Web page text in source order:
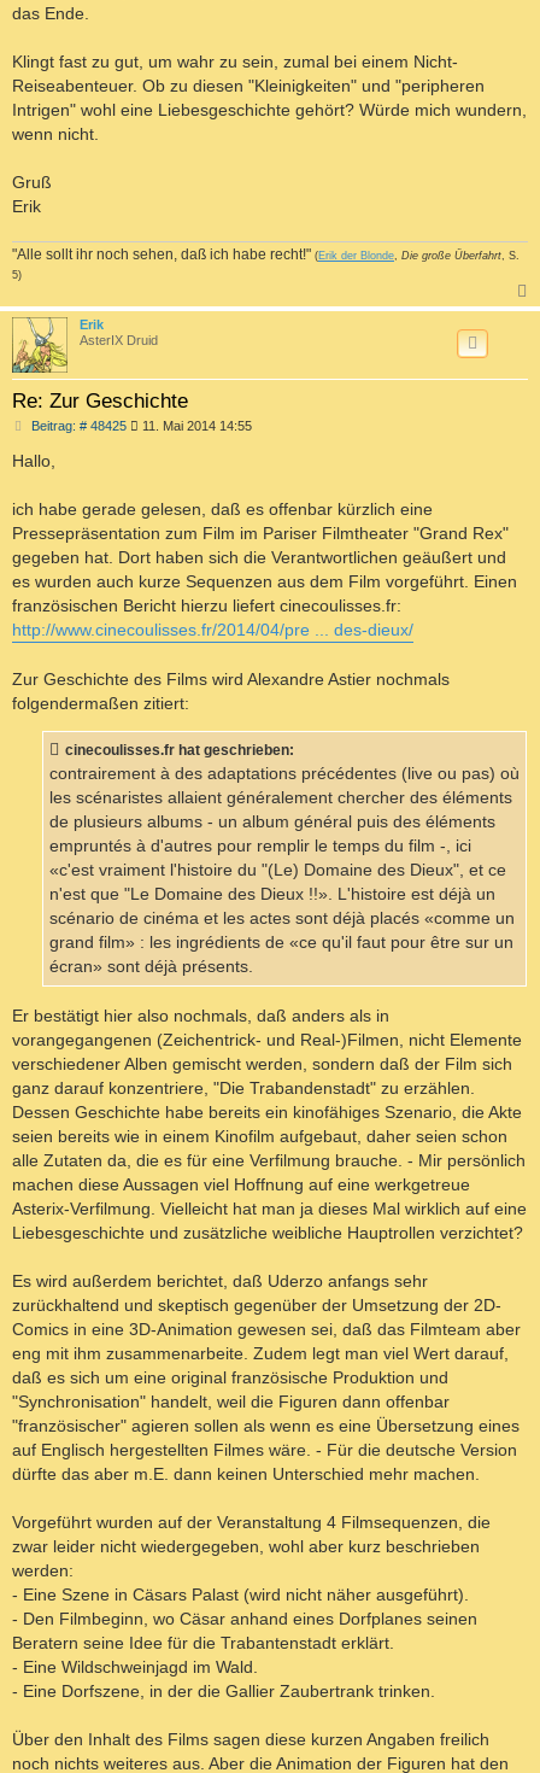
das Ende.
Klingt fast zu gut, um wahr zu sein, zumal bei einem Nicht-
Reiseabenteuer. Ob zu diesen "Kleinigkeiten" und "peripheren
Intrigen" wohl eine Liebesgeschichte gehört? Würde mich wundern,
wenn nicht.
Gruß
Erik
"Alle sollt ihr noch sehen, daß ich habe recht!" (Erik der Blonde, Die große Überfahrt, S.
5)
a
Erik
AsterIX Druid
Re: Zur Geschichte
Beitrag: # 48425B
a
g
11. Mai 2014 14:55
Hallo,
ich habe gerade gelesen, daß es offenbar kürzlich eine
Pressepräsentation zum Film im Pariser Filmtheater "Grand Rex"
gegeben hat. Dort haben sich die Verantwortlichen geäußert und
es wurden auch kurze Sequenzen aus dem Film vorgeführt. Einen
französischen Bericht hierzu liefert cinecoulisses.fr:
http://www.cinecoulisses.fr/2014/04/pre ... des-dieux/
Zur Geschichte des Films wird Alexandre Astier nochmals
folgendermaßen zitiert:
cinecoulisses.fr hat geschrieben:
contrairement à des adaptations précédentes (live ou pas) où
les scénaristes allaient généralement chercher des éléments
de plusieurs albums - un album général puis des éléments
empruntés à d'autres pour remplir le temps du film -, ici
«c'est vraiment l'histoire du "(Le) Domaine des Dieux", et ce
n'est que "Le Domaine des Dieux !!». L'histoire est déjà un
scénario de cinéma et les actes sont déjà placés «comme un
grand film» : les ingrédients de «ce qu'il faut pour être sur un
écran» sont déjà présents.
Er bestätigt hier also nochmals, daß anders als in
vorangegangenen (Zeichentrick- und Real-)Filmen, nicht Elemente
verschiedener Alben gemischt werden, sondern daß der Film sich
ganz darauf konzentriere, "Die Trabandenstadt" zu erzählen.
Dessen Geschichte habe bereits ein kinofähiges Szenario, die Akte
seien bereits wie in einem Kinofilm aufgebaut, daher seien schon
alle Zutaten da, die es für eine Verfilmung brauche. - Mir persönlich
machen diese Aussagen viel Hoffnung auf eine werkgetreue
Asterix-Verfilmung. Vielleicht hat man ja dieses Mal wirklich auf eine
Liebesgeschichte und zusätzliche weibliche Hauptrollen verzichtet?
Es wird außerdem berichtet, daß Uderzo anfangs sehr
zurückhaltend und skeptisch gegenüber der Umsetzung der 2D-
Comics in eine 3D-Animation gewesen sei, daß das Filmteam aber
eng mit ihm zusammenarbeite. Zudem legt man viel Wert darauf,
daß es sich um eine original französische Produktion und
"Synchronisation" handelt, weil die Figuren dann offenbar
"französischer" agieren sollen als wenn es eine Übersetzung eines
auf Englisch hergestellten Filmes wäre. - Für die deutsche Version
dürfte das aber m.E. dann keinen Unterschied mehr machen.
Vorgeführt wurden auf der Veranstaltung 4 Filmsequenzen, die
zwar leider nicht wiedergegeben, wohl aber kurz beschrieben
werden:
- Eine Szene in Cäsars Palast (wird nicht näher ausgeführt).
- Den Filmbeginn, wo Cäsar anhand eines Dorfplanes seinen
Beratern seine Idee für die Trabantenstadt erklärt.
- Eine Wildschweinjagd im Wald.
- Eine Dorfszene, in der die Gallier Zaubertrank trinken.
Über den Inhalt des Films sagen diese kurzen Angaben freilich
noch nichts weiteres aus. Aber die Animation der Figuren hat den